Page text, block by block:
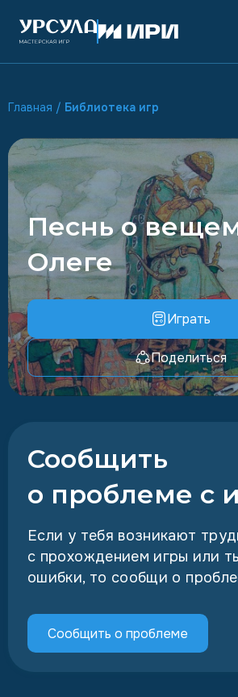
Главная / Библиотека игр
Песнь о
Олеге
Играть
Поделиться
Сообщить
о проблеме с
Если у тебя возникают
с прохождением игры или
ошибки, то сообщи о
Сообщить о проблеме